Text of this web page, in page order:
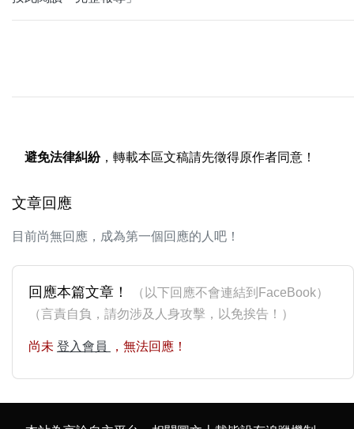
避免法律糾紛，轉載本區文稿請先徵得原作者同意！
文章回應
目前尚無回應，成為第一個回應的人吧！
回應本篇文章！
（以下回應不會連結到FaceBook）
（言責自負，請勿涉及人身攻擊，以免挨告！）
尚未 登入會員 ，無法回應！